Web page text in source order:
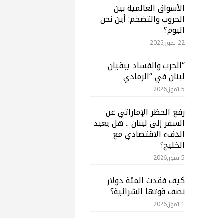
الأسواق العالمية بين
الحروب والتضخم: أين نحن
اليوم؟
22 تموز,2026
“الحرب والفساد يبقيان
لبنان في “الرمادي
5 تموز,2026
رفع الحظر الإماراتي عن
السفر إلى لبنان .. هل يعيد
الدفء الاقتصادي مع
الخليج؟
5 تموز,2026
كيف فقدت المئة دولار
نصف قوتها الشرائية؟
1 تموز,2026